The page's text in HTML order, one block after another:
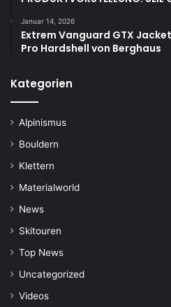
Januar 14, 2026
Extrem Vanguard GTX
Pro Hardshell von Berghaus
Kategorien
Alpinismus
Bouldern
Klettern
Materialworld
News
Skitouren
Top News
Uncategorized
Videos